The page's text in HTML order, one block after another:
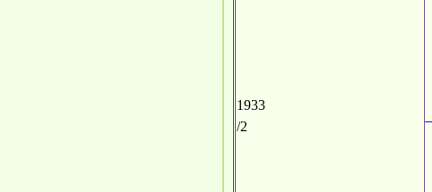
1933
/2